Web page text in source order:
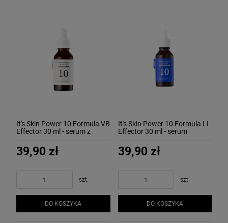
It's Skin Power 10 Formula VB
Effector 30 ml - serum z
wzmacniające
39,90 zł
szt.
DO KOSZYKA
It's Skin Power 10 Formula LI
Effector 30 ml - serum
39,90 zł
szt.
DO KOSZYKA